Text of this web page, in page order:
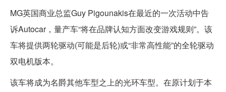
MG英国商业总监Guy Pigounakis在最近的一次活动中告
诉Autocar，量产车“将在品牌认知方面改变游戏规则”。该
车将提供两轮驱动(可能是后轮)或“非常高性能”的全轮驱动
双电机版本。
该车将成为名爵其他车型之上的光环车型。在原计划于本